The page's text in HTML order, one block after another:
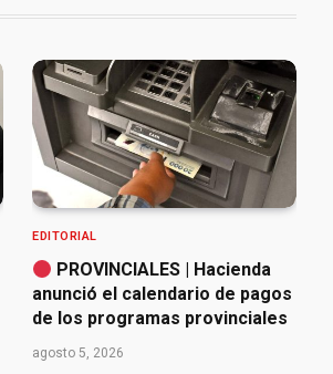
EDITORIAL
PROVINCIALES | Hacienda
anunció el calendario de pagos
de los programas provinciales
agosto 5, 2026